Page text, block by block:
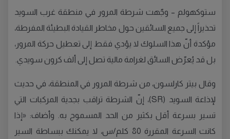
ستوكهولم – وجّهت شرطة المرور في منطقة غرب السويد
تحذيراً إلى جميع السائقين حول مخاطر القيادة البطيئة المفرطة،
مؤكدة أنّ هذا السلوك لا يؤدي فقط إلى تعطيل حركة المرور،
بل قد يُعرّض السائق لغرامة مالية تصل إلى ألف كرون سويدي.
وقال بيتر كارلسون، من شرطة المرور في المنطقة، في حديث
لإذاعة السويد (SR)، إنّ الشرطة تراقب بجدية المركبات التي
تسير بسرعة أقل بكثير من الحد المسموح به. وأضاف: «إذا
كانت السرعة المقررة 80 كلم/س، لا يمكنك ببساطة السير